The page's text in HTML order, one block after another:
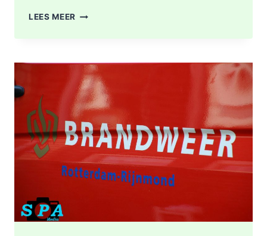
LEES MEER BRANDGERUCHT
VAN
DRUGSLAB
IN
WONING
OOSTPLEIN
IN
ROTTERDAM